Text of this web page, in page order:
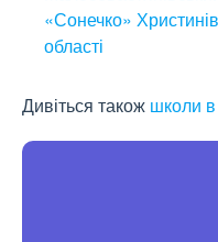
«Сонечко»
області
Дивіться також школи